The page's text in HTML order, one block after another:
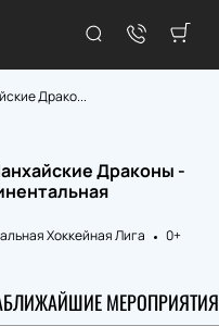
Драко...
Драконы -
Хоккейная Лига
0+
БЛИЖАЙШИЕ МЕРОПРИЯТИЯ